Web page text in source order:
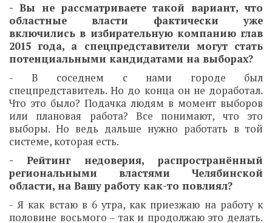
- Вы не рассматриваете такой вариант, что
областные власти фактически уже
включились в избирательную компанию глав
2015 года, а спецпредставители могут стать
потенциальными кандидатами на выборах?
- В соседнем с нами городе был
спецпредставитель. Но до конца он не доработал.
Что это было? Подачка людям в момент выборов
или плановая работа? Все понимают, что это
выборы. Но ведь дальше нужно работать в той
системе, которая есть.
- Рейтинг недоверия, распространённый
региональными властями Челябинской
области, на Вашу работу как-то повлиял?
- Я как встаю в 6 утра, как приезжаю на работу к
половине восьмого – так и продолжаю это делать.